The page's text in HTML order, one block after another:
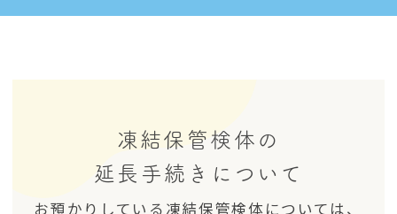
凍結保管検体の
延長手続きについて
お預かりしている凍結保管検体については、